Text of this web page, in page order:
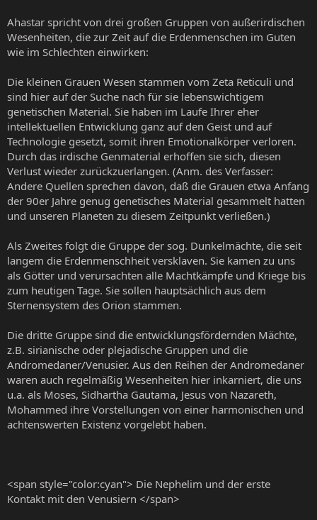
Ahastar spricht von drei großen Gruppen von außerirdischen
Wesenheiten, die zur Zeit auf die Erdenmenschen im Guten
wie im Schlechten einwirken:
Die kleinen Grauen Wesen stammen vom Zeta Reticuli und
sind hier auf der Suche nach für sie lebenswichtigem
genetischen Material. Sie haben im Laufe Ihrer eher
intellektuellen Entwicklung ganz auf den Geist und auf
Technologie gesetzt, somit ihren Emotionalkörper verloren.
Durch das irdische Genmaterial erhoffen sie sich, diesen
Verlust wieder zurückzuerlangen. (Anm. des Verfasser:
Andere Quellen sprechen davon, daß die Grauen etwa Anfang
der 90er Jahre genug genetisches Material gesammelt hatten
und unseren Planeten zu diesem Zeitpunkt verließen.)
Als Zweites folgt die Gruppe der sog. Dunkelmächte, die seit
langem die Erdenmenschheit versklaven. Sie kamen zu uns
als Götter und verursachten alle Machtkämpfe und Kriege bis
zum heutigen Tage. Sie sollen hauptsächlich aus dem
Sternensystem des Orion stammen.
Die dritte Gruppe sind die entwicklungsfördernden Mächte,
z.B. sirianische oder plejadische Gruppen und die
Andromedaner/Venusier. Aus den Reihen der Andromedaner
waren auch regelmäßig Wesenheiten hier inkarniert, die uns
u.a. als Moses, Sidhartha Gautama, Jesus von Nazareth,
Mohammed ihre Vorstellungen von einer harmonischen und
achtenswerten Existenz vorgelebt haben.
<span style="color:cyan"> Die Nephelim und der erste
Kontakt mit den Venusiern </span>